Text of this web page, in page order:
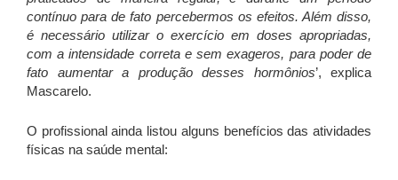
contínuo para de fato percebermos os efeitos. Além disso,
é necessário utilizar o exercício em doses apropriadas,
com a intensidade correta e sem exageros, para poder de
fato aumentar a produção desses hormônios’, explica
Mascarelo.
O profissional ainda listou alguns benefícios das atividades
físicas na saúde mental: